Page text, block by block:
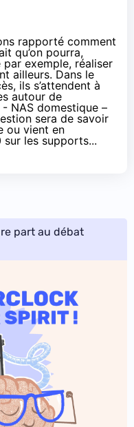
rapporté comment
qu’on pourra,
exemple, réaliser
ailleurs. Dans le
ils s’attendent à
autour de
- NAS domestique –
sera de savoir
ou vient en
sur les supports...
part au débat